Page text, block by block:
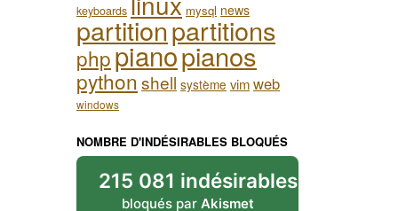
keyboards mysql news
partitionpartitions
phppianopianos
python shell système vimweb
windows
NOMBRE D'INDÉSIRABLES BLOQUÉS
215 081 indésirables
bloqués par Akismet